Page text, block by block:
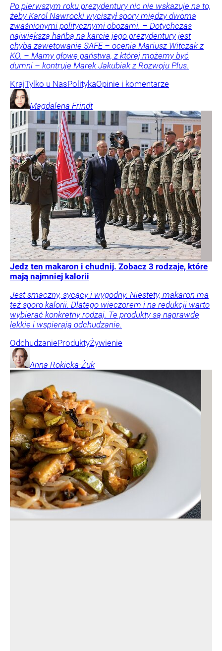
Po pierwszym roku prezydentury nic nie wskazuje na to,
żeby Karol Nawrocki wyciszył spory między dwoma
zwaśnionymi politycznymi obozami. – Dotychczas
największą hańbą na karcie jego prezydentury jest
chyba zawetowanie SAFE – ocenia Mariusz Witczak z
KO. – Mamy głowę państwa, z której możemy być
dumni – kontruje Marek Jakubiak z Rozwoju Plus.
KrajTylko u NasPolitykaOpinie i komentarze
Magdalena Frindt
Jedz ten makaron i chudnij. Zobacz 3 rodzaje, które
mają najmniej kalorii
Jest smaczny, sycący i wygodny. Niestety, makaron ma
też sporo kalorii. Dlatego wieczorem i na redukcji warto
wybierać konkretny rodzaj. Te produkty są naprawdę
lekkie i wspierają odchudzanie.
OdchudzanieProduktyŻywienie
Anna Rokicka-Żuk